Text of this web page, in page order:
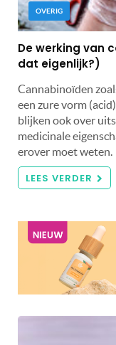
OVERIG
De werking van
dat eigenlijk?)
Cannabinoïden
een zure vorm
blijken ook over
medicinale
erover moet weten.
LEES VERDER